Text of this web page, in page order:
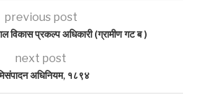
previous post
विकास प्रकल्प अधिकारी (ग्रामीण गट ब )
next post
अधिनियम, १८९४